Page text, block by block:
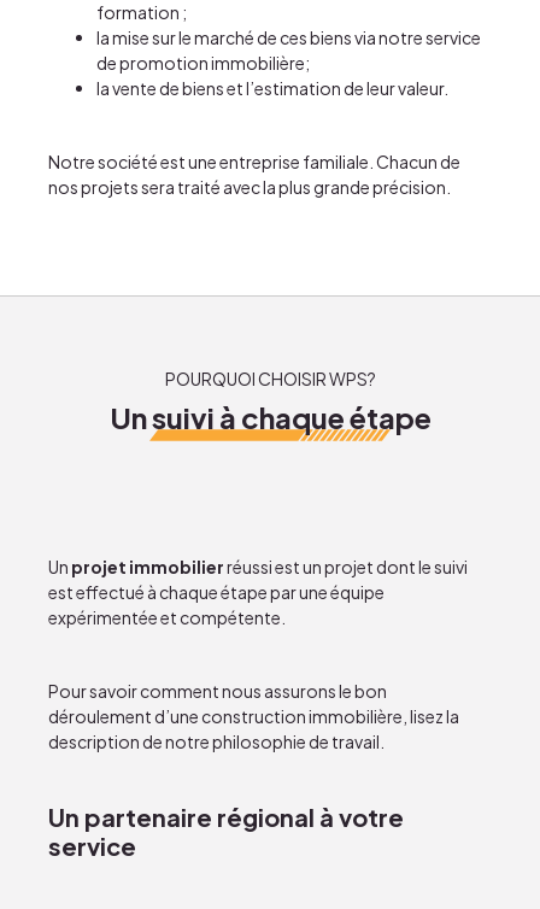
formation ;
la mise sur le marché de ces biens via notreservice
de promotion immobilière;
lavente de bienset l’estimation de leur valeur.
Notre société est une entreprise familiale. Chacun de
nos projetssera traité avec la plus grande précision.
POURQUOI CHOISIR WPS?
Un suivi à chaque étape
Un projet immobilierréussi est un projet dont le suivi
est effectué à chaque étape parune équipe
expérimentée et compétente
Pour savoir comment nous assurons le bon
déroulement d’une construction immobilière, lisez la
description denotre philosophie de travail
Un partenaire régional à votre
service